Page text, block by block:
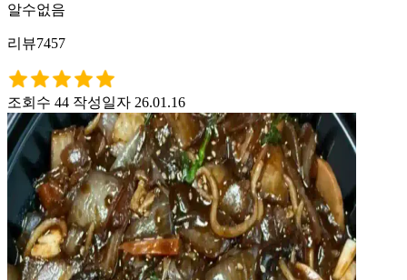
알수없음
리뷰7457
조회수 44 작성일자 26.01.16